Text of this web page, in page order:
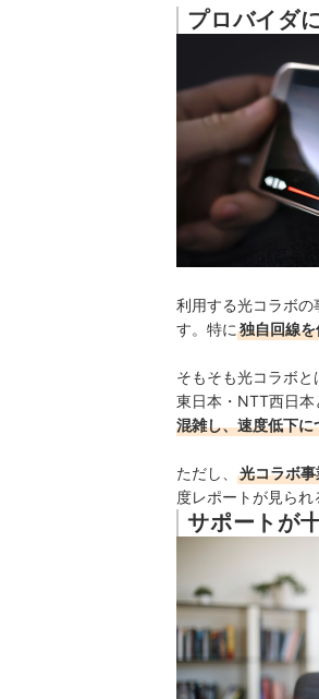
プロバイダ
利用する光コラボの
す。特に 独自回線
そもそも光コラボ
東日本・NTT西日本
混雑し、速度低下に
ただし、 光コラボ
度レポートが見ら
サポートが